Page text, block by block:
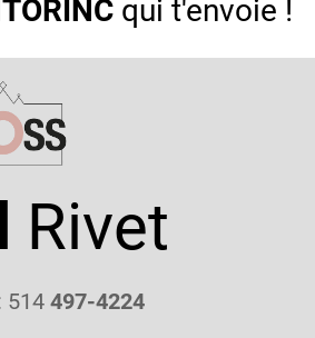
qui t'envoie !
Rivet
514 497-4224